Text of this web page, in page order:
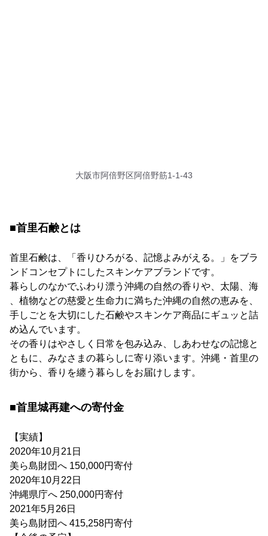
大阪市阿倍野区阿倍野筋1-1-43
​​■首里石鹸とは
首里石鹸は、「香りひろがる、記憶よみがえる。」をブラ
ンドコンセプトにしたスキンケアブランドです。
暮らしのなかでふわり漂う沖縄の自然の香りや、太陽、海
、植物などの慈愛と生命力に満ちた沖縄の自然の恵みを、
手しごとを大切にした石鹸やスキンケア商品にギュッと詰
め込んでいます。
その香りはやさしく日常を包み込み、しあわせなの記憶と
ともに、みなさまの暮らしに寄り添います。沖縄・首里の
街から、香りを纏う暮らしをお届けします。
■首里城再建への寄付金
【実績】
2020年10月21日
美ら島財団へ 150,000円寄付
2020年10月22日
沖縄県庁へ 250,000円寄付
2021年5月26日
美ら島財団へ 415,258円寄付